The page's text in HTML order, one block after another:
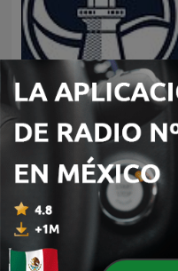
Predicaciones Cristianas